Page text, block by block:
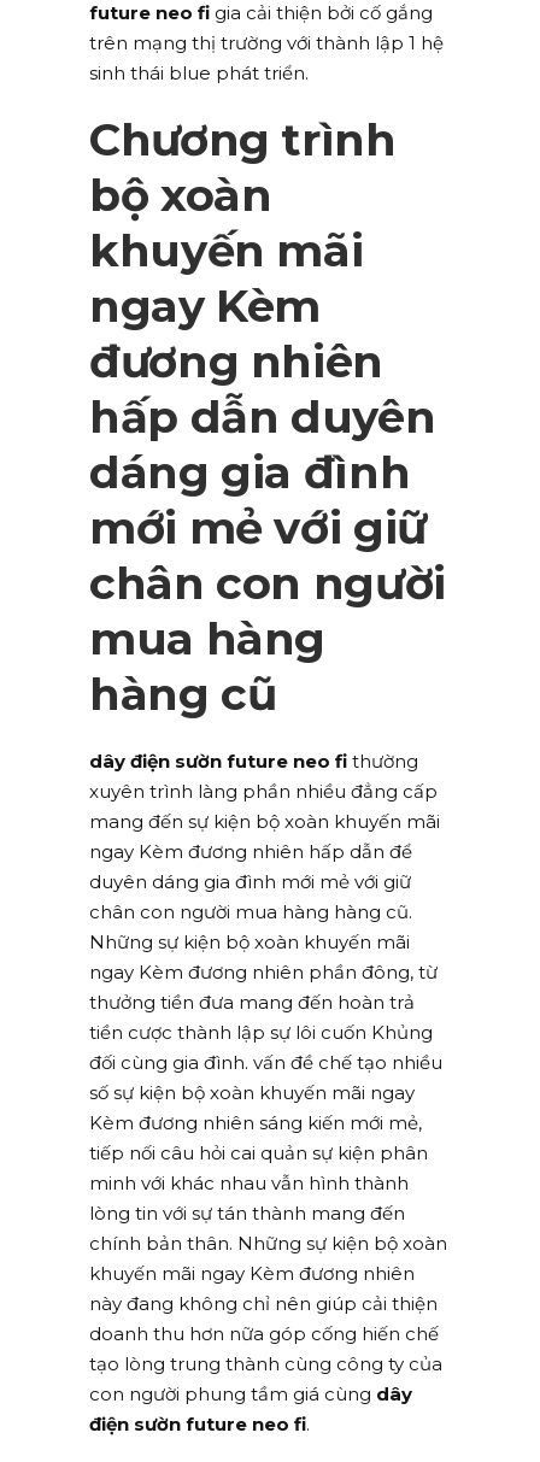
future neo fi gia cải thiện bởi cố gắng
trên mạng thị trường với thành lập 1 hệ
sinh thái blue phát triển.
Chương trình
bộ xoàn
khuyến mãi
ngay Kèm
đương nhiên
hấp dẫn duyên
dáng gia đình
mới mẻ với giữ
chân con người
mua hàng
hàng cũ
dây điện sườn future neo fi thường
xuyên trình làng phần nhiều đẳng cấp
mang đến sự kiện bộ xoàn khuyến mãi
ngay Kèm đương nhiên hấp dẫn để
duyên dáng gia đình mới mẻ với giữ
chân con người mua hàng hàng cũ.
Những sự kiện bộ xoàn khuyến mãi
ngay Kèm đương nhiên phần đông, từ
thưởng tiền đưa mang đến hoàn trả
tiền cược thành lập sự lôi cuốn Khủng
đối cùng gia đình. vấn đề chế tạo nhiều
số sự kiện bộ xoàn khuyến mãi ngay
Kèm đương nhiên sáng kiến mới mẻ,
tiếp nối câu hỏi cai quản sự kiện phân
minh với khác nhau vẫn hình thành
lòng tin với sự tán thành mang đến
chính bản thân. Những sự kiện bộ xoàn
khuyến mãi ngay Kèm đương nhiên
này đang không chỉ nên giúp cải thiện
doanh thu hơn nữa góp cống hiến chế
tạo lòng trung thành cùng công ty của
con người phung tầm giá cùng dây
điện sườn future neo fi.